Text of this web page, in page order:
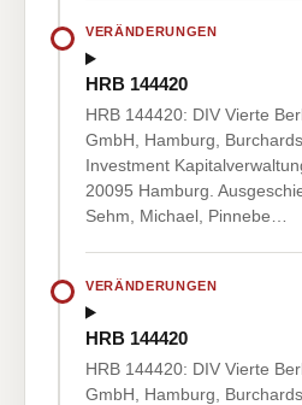
VERÄNDERUNGEN
HRB 144420
HRB 144420: DIV Vierte
GmbH, Hamburg,
Investment
20095 Hamburg.
Sehm, Michael, Pinnebe…
VERÄNDERUNGEN
HRB 144420
HRB 144420: DIV Vierte
GmbH, Hamburg,